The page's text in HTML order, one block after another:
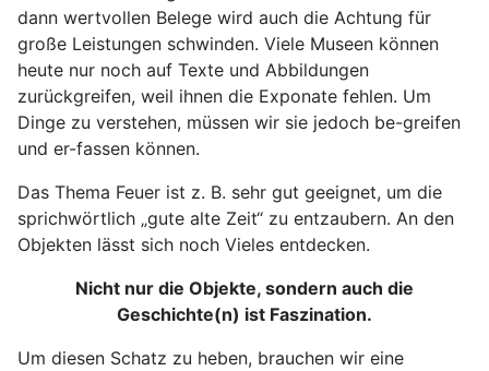
dann wertvollen Belege wird auch die Achtung für
große Leistungen schwinden. Viele Museen können
heute nur noch auf Texte und Abbildungen
zurückgreifen, weil ihnen die Exponate fehlen. Um
Dinge zu verstehen, müssen wir sie jedoch be-greifen
und er-fassen können.
Das Thema Feuer ist z. B. sehr gut geeignet, um die
sprichwörtlich „gute alte Zeit“ zu entzaubern. An den
Objekten lässt sich noch Vieles entdecken.
Nicht nur die Objekte, sondern auch die
Geschichte(n) ist Faszination.
Um diesen Schatz zu heben, brauchen wir eine